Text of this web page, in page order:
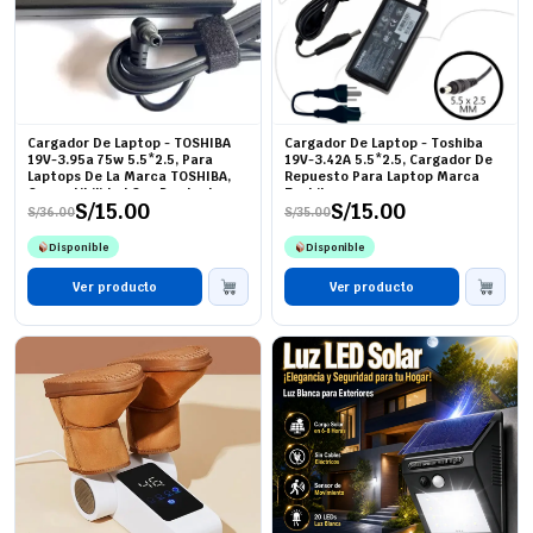
Cargador De Laptop - TOSHIBA
19V-3.95a 75w 5.5*2.5, Para
Laptops De La Marca TOSHIBA,
Compatibilidad Con Productos
De La Marca.
S/36.00
El
precio
original
era:
S/36.00.
S/15.00
El
precio
actual
es:
S/15.00.
Disponible
Ver producto
Cargador De Laptop - Toshiba
19V-3.42A 5.5*2.5, Cargador De
Repuesto Para Laptop Marca
Toshiba
S/35.00
El
precio
original
era:
S/35.00.
S/15.00
El
precio
actual
es:
S/15.00.
Disponible
Ver producto